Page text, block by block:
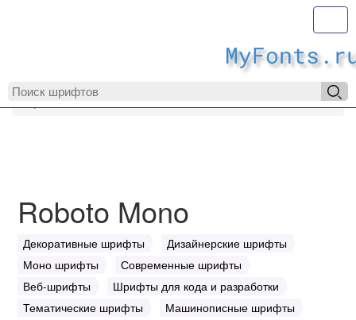
MyFonts.ru
Roboto Mono
Декоративные шрифты
Дизайнерские шрифты
Моно шрифты
Современные шрифты
Веб-шрифты
Шрифты для кода и разработки
Тематические шрифты
Машинописные шрифты